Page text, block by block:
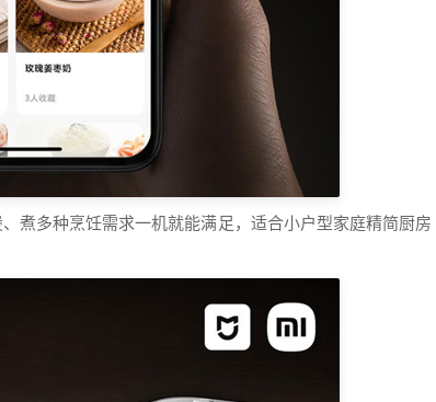
煮多种烹饪需求一机就能满足，适合小户型家庭精简厨房